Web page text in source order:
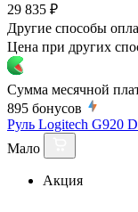
29 835 ₽
Другие способы
Цена при других
Сумма месячной
895 бонусов
Руль Logitech G920
Мало
Акция